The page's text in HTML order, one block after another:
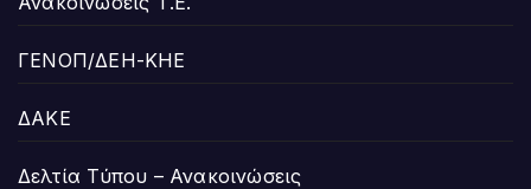
ΓΕΝΟΠ/ΔΕΗ-ΚΗΕ
ΔΑΚΕ
Δελτία Τύπου – Ανακοινώσεις